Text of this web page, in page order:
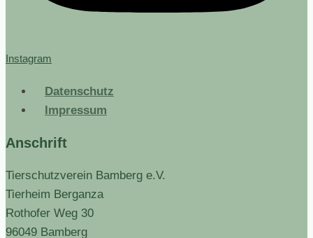
Instagram
Datenschutz
Impressum
Anschrift
Tierschutzverein Bamberg e.V.
Tierheim Berganza
Rothofer Weg 30
96049 Bamberg